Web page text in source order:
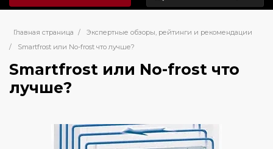
Главная страница /
Экспертные обзоры, рейтинги и рекомендации
/
Smartfrost или No-frost что лучше?
Smartfrost или No-frost что
лучше?